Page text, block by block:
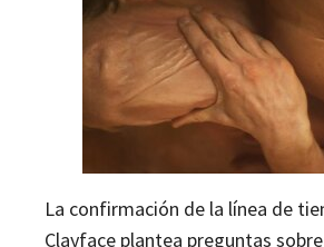
La confirmación de la línea de
Clayface plantea preguntas sobre